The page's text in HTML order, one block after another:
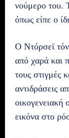
νούμερο του.
όπως είπε ο
Ο Ντόρσεϊ
από χαρά και
τους στιγμές
αντιδράσεις
οικογενειακή
εικόνα στο